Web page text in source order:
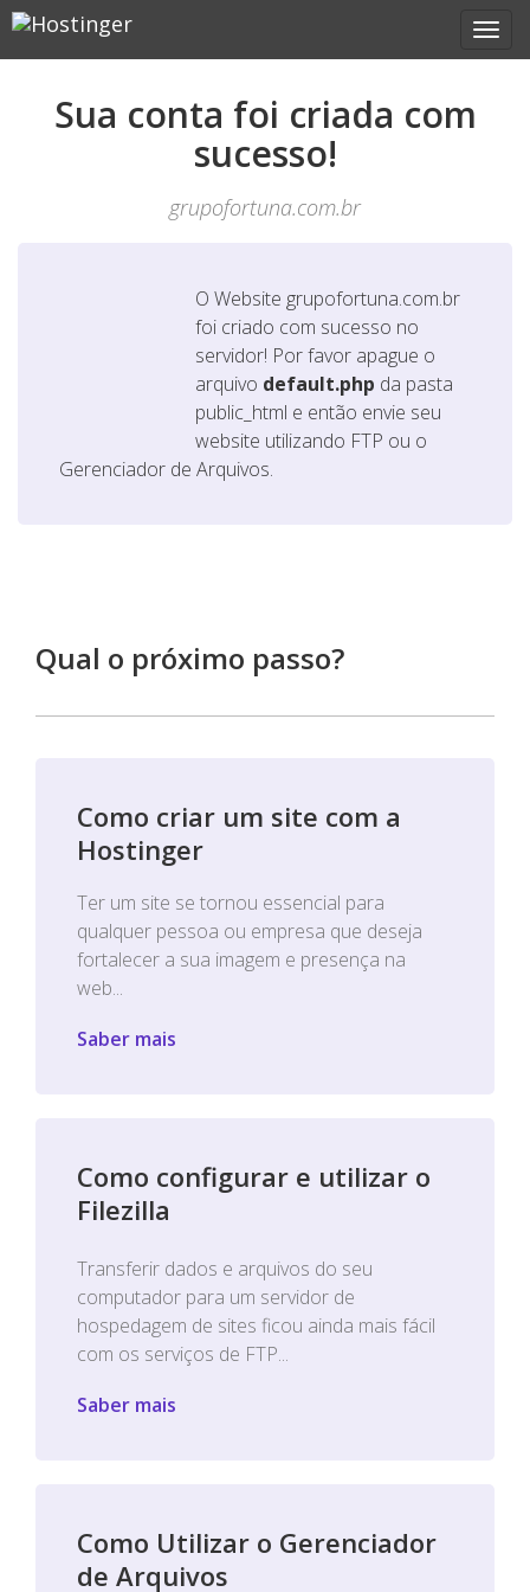
Sua conta foi criada com
sucesso!
grupofortuna.com.br
O Website grupofortuna.com.br
foi criado com sucesso no
servidor! Por favor apague o
arquivo default.php da pasta
public_html e então envie seu
website utilizando FTP ou o
Gerenciador de Arquivos.
Qual o próximo passo?
Como criar um site com a
Hostinger
Ter um site se tornou essencial para
qualquer pessoa ou empresa que deseja
fortalecer a sua imagem e presença na
web...
Saber mais
Como configurar e utilizar o
Filezilla
Transferir dados e arquivos do seu
computador para um servidor de
hospedagem de sites ficou ainda mais fácil
com os serviços de FTP...
Saber mais
Como Utilizar o Gerenciador
de Arquivos